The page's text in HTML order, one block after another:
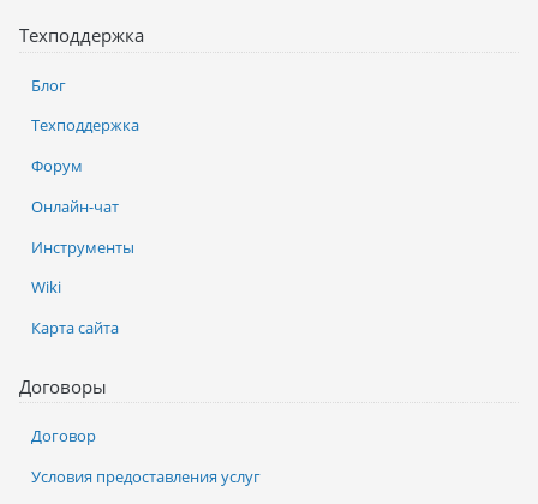
Техподдержка
Блог
Техподдержка
Форум
Онлайн-чат
Инструменты
Wiki
Карта сайта
Договоры
Договор
Условия предоставления услуг